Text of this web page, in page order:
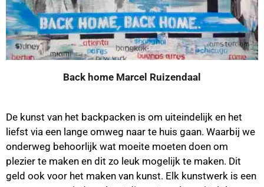
Back home Marcel Ruizendaal
De kunst van het backpacken is om uiteindelijk en het
liefst via een lange omweg naar te huis gaan. Waarbij we
onderweg behoorlijk wat moeite moeten doen om
plezier te maken en dit zo leuk mogelijk te maken. Dit
geld ook voor het maken van kunst. Elk kunstwerk is een